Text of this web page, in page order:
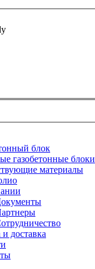
блок
газобетонные блоки
материалы
доставка